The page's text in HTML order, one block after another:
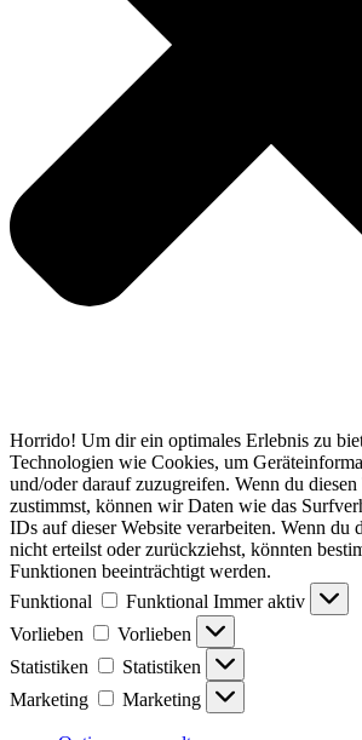
Horrido! Um dir ein optimales Erlebnis zu
Technologien wie Cookies, um
und/oder darauf zuzugreifen. Wenn du
zustimmst, können wir Daten wie das
IDs auf dieser Website verarbeiten. Wenn du
nicht erteilst oder zurückziehst, könnten
Funktionen beeinträchtigt werden.
Funktional
Funktional Immer aktiv
Vorlieben
Vorlieben
Statistiken
Statistiken
Marketing
Marketing